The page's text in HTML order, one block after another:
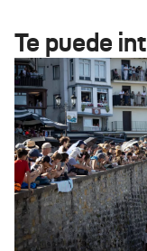
Te puede